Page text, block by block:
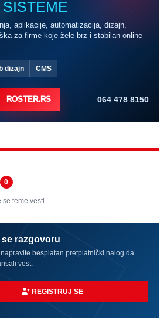
aplikacije, automatizacija, dizajn,
za firme koje žele brz i stabilan online
dizajn CMS
ROSTER.RS 064 478 8150
0
se teme vesti.
se razgovoru
besplatan pretplatnički nalog da
vest.
REGISTRUJ SE